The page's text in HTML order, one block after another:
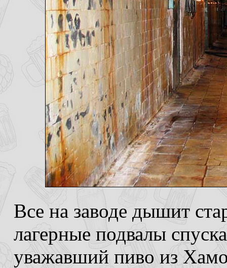
Все на заводе дышит
лагерные подвалы
уважавший пиво из